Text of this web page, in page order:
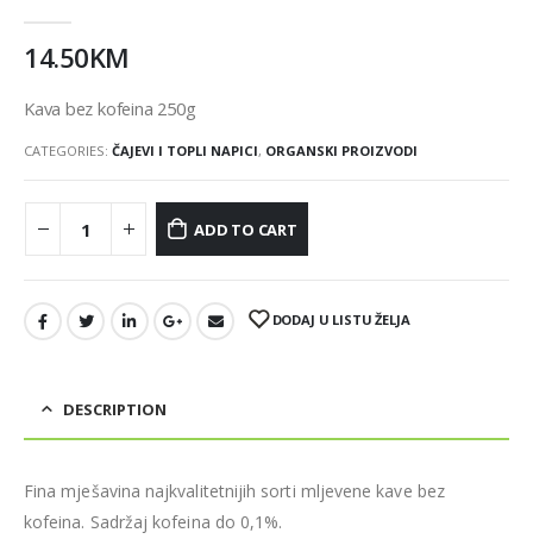
14.50KM
Kava bez kofeina 250g
CATEGORIES: ČAJEVI I TOPLI NAPICI, ORGANSKI PROIZVODI
ADD TO CART
DODAJ U LISTU ŽELJA
DESCRIPTION
Fina mješavina najkvalitetnijih sorti mljevene kave bez
kofeina. Sadržaj kofeina do 0,1%.